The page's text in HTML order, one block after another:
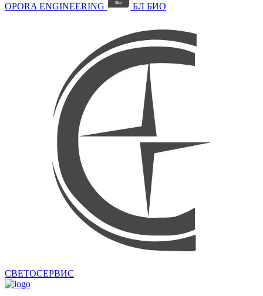
OPORA ENGINEERING БЛ БИО
СВЕТОСЕРВИС